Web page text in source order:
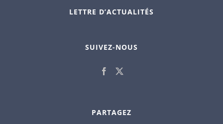
LETTRE D’ACTUALITÉS
SUIVEZ-NOUS
PARTAGEZ